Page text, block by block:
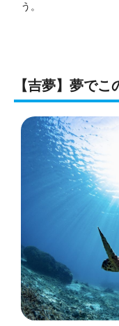
う。
【吉夢】夢で